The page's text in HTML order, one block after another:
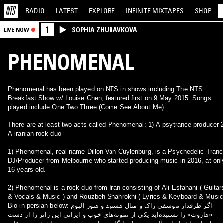
RADIO LATEST EXPLORE INFINITE MIXTAPES SHOP
LIVE NOW 1 SOPHIA ZHURAVKOVA
PHENOMENAL
Phenomenal has been played on NTS in shows including The NTS
Breakfast Show w/ Louise Chen, featured first on 9 May 2015. Songs
played include One Two Three (Come See About Me).
There are at least two acts called Phenomenal: 1) A psytrance producer
A iranian rock duo
1) Phenomenal, real name Dillon Van Cuylenburg, is a Psychedelic
DJ/Producer from Melbourne who started producing music in 2016, at
16 years old.
2) Phenomenal is a rock duo from Iran consisting of Ali Esfahani (
& Vocals & Music ) and Rouzbeh Shahrokhi ( Lyrics & Keyboard &
Bio in persian below: اگر طرفدار موسقی راک و متال هستید و هنوز آلبوم
«هاروت» را نشنیده‌اید یکی از نمونه‌های خوب و ایرانی این ژانر را از دست